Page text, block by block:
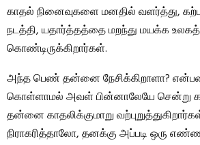
காதல் நினைவுகளை மனதில் வளர்த்து,
நடத்தி, யதார்த்தத்தை மறந்து மயக்க
கொண்டிருக்கிறார்கள்.
அந்த பெண் தன்னை நேசிக்கிறாளா?
கொள்ளாமல் அவள் பின்னாலேயே சென்று
தன்னை காதலிக்குமாறு
நிராகரித்தாலோ, தனக்கு அப்படி ஒரு